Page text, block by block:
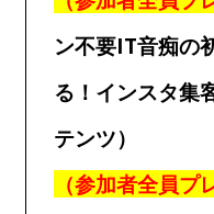
ン不要IT音痴の
る！インスタ集
テンツ）
（参加者全員プ